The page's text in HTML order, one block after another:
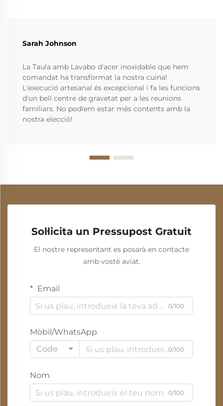
Sarah Johnson
La Taula amb Lavabo d'acer inoxidable que hem
comandat ha transformat la nostra cuina!
L'execució artesanal és excepcional i fa les funcions
d'un bell centre de gravetat per a les reunions
familiars. No podíem estar més contents amb la
nostra elecció!
Sol·licita un Pressupost Gratuit
El nostre representant es posarà en contacte
amb vostè aviat.
Email
0/100
Mòbil/WhatsApp
Code
0/100
Nom
0/100